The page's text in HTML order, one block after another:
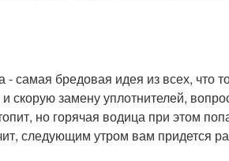
самая бредовая идея из всех, что
скорую замену уплотнителей,
но горячая водица при этом
следующим утром вам придется